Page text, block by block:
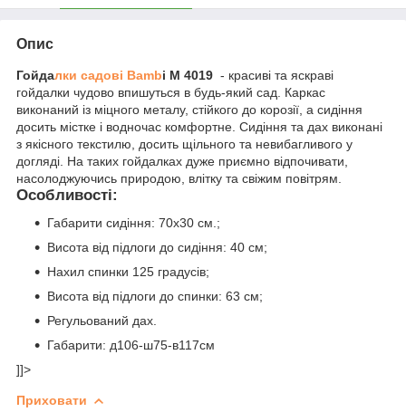
Опис
Гойдалки садові Bambi M 4019 - красиві та яскраві
гойдалки чудово впишуться в будь-який сад. Каркас
виконаний із міцного металу, стійкого до корозії, а сидіння
досить містке і водночас комфортне. Сидіння та дах виконані
з якісного текстилю, досить щільного та невибагливого у
догляді. На таких гойдалках дуже приємно відпочивати,
насолоджуючись природою, влітку та свіжим повітрям.
Особливості:
Габарити сидіння: 70х30 см.;
Висота від підлоги до сидіння: 40 см;
Нахил спинки 125 градусів;
Висота від підлоги до спинки: 63 см;
Регульований дах.
Габарити: д106-ш75-в117см
]]>
Приховати